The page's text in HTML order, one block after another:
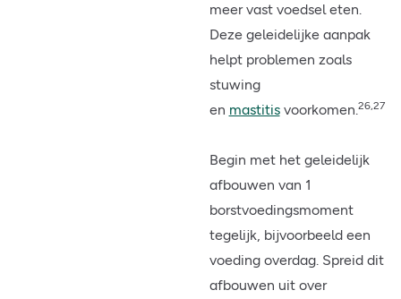
meer vast voedsel eten.
Deze geleidelijke aanpak
helpt problemen zoals
stuwing
en mastitisvoorkomen.26,27
Begin met het geleidelijk
afbouwen van 1
borstvoedingsmoment
tegelijk, bijvoorbeeld een
voeding overdag. Spreid dit
afbouwen uit over